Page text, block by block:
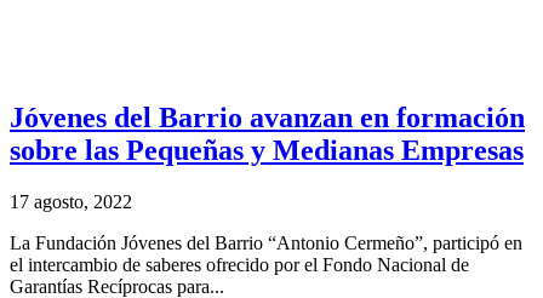
Jóvenes del Barrio avanzan en formación
sobre las Pequeñas y Medianas Empresas
17 agosto, 2022
La Fundación Jóvenes del Barrio “Antonio Cermeño”, participó en
el intercambio de saberes ofrecido por el Fondo Nacional de
Garantías Recíprocas para...